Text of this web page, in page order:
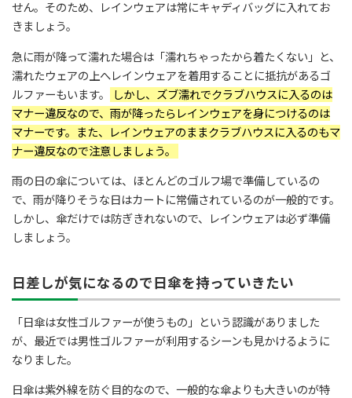
せん。そのため、レインウェアは常にキャディバッグに入れてお
きましょう。
急に雨が降って濡れた場合は「濡れちゃったから着たくない」と、
濡れたウェアの上へレインウェアを着用することに抵抗があるゴ
ルファーもいます。
しかし、ズブ濡れでクラブハウスに入るのは
マナー違反なので、雨が降ったらレインウェアを身につけるのは
マナーです。また、レインウェアのままクラブハウスに入るのもマ
ナー違反なので注意しましょう。
雨の日の傘については、ほとんどのゴルフ場で準備しているの
で、雨が降りそうな日はカートに常備されているのが一般的です。
しかし、傘だけでは防ぎきれないので、レインウェアは必ず準備
しましょう。
日差しが気になるので日傘を持っていきたい
「日傘は女性ゴルファーが使うもの」という認識がありました
が、最近では男性ゴルファーが利用するシーンも見かけるように
なりました。
日傘は紫外線を防ぐ目的なので、一般的な傘よりも大きいのが特